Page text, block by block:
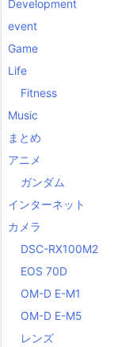
Development
event
Game
Life
Fitness
Music
まとめ
アニメ
ガンダム
インターネット
カメラ
DSC-RX100M2
EOS 70D
OM-D E-M1
OM-D E-M5
レンズ